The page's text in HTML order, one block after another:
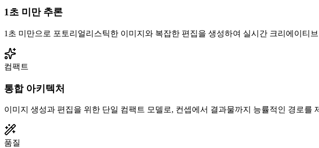
1초 미만 추론
1초 미만으로 포토리얼리스틱한 이미지와 복잡한 편집을 생성하여 실시간 크리에이티
컴팩트
통합 아키텍처
이미지 생성과 편집을 위한 단일 컴팩트 모델로, 컨셉에서 결과물까지 능률적인 경로를
품질